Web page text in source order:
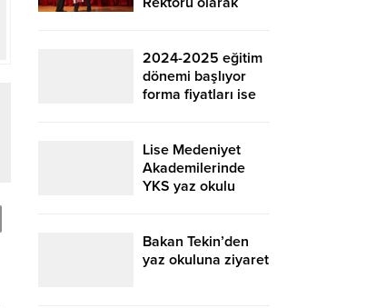
2024-2025 eğitim
dönemi başlıyor
forma fiyatları ise
Lise Medeniyet
Akademilerinde
YKS yaz okulu
Bakan Tekin’den
yaz okuluna ziyaret